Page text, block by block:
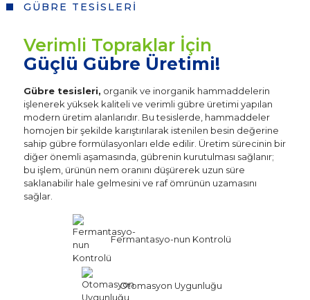
ANASAYFA >NELER YAPIYORUZ? > GÜBRE TESİSLERİ
GÜBRE TESİSLERİ
Verimli Topraklar İçin
Güçlü Gübre Üretimi!
Gübre tesisleri, organik ve inorganik hammaddelerin
işlenerek yüksek kaliteli ve verimli gübre üretimi yapılan
modern üretim alanlarıdır. Bu tesislerde, hammaddeler
homojen bir şekilde karıştırılarak istenilen besin değerine
sahip gübre formülasyonları elde edilir. Üretim sürecinin bir
diğer önemli aşamasında, gübrenin kurutulması sağlanır;
bu işlem, ürünün nem oranını düşürerek uzun süre
saklanabilir hale gelmesini ve raf ömrünün uzamasını
sağlar.
Fermantasyo-nun Kontrolü
Otomasyon Uygunluğu